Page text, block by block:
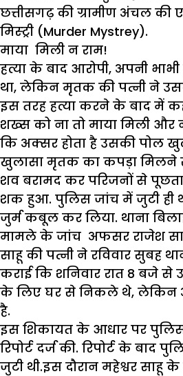
छत्तीसगढ़ की ग्रामीण अंचल
मिस्ट्री (Murder Mystrey).
माया मिली न राम!
हत्या के बाद आरोपी, अपनी
था, लेकिन मृतक की पत्नी ने
इस तरह हत्या करने के बाद में
शख्स को ना तो माया मिली और
कि अक्सर होता है उसकी पोल
खुलासा मृतक का कपड़ा मिलने
शव बरामद कर परिजनों से
शक हुआ. पुलिस जांच में जुटी ही
जुर्म कबूल कर लिया. थाना
मामले के जांच अफसर राजेश
साहू की पत्नी ने रविवार सुबह
कराई कि शनिवार रात 8 बजे से
के लिए घर से निकले थे, लेकिन
है.
इस शिकायत के आधार पर
रिपोर्ट दर्ज की. रिपोर्ट के बाद
जुटी थी.इस दौरान महेश्वर साहू